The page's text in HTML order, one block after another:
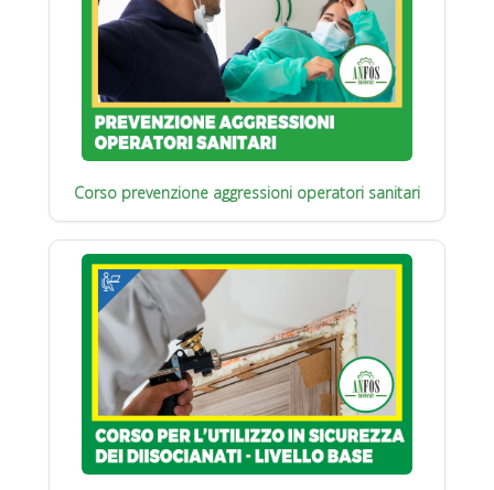
Corso prevenzione aggressioni operatori sanitari